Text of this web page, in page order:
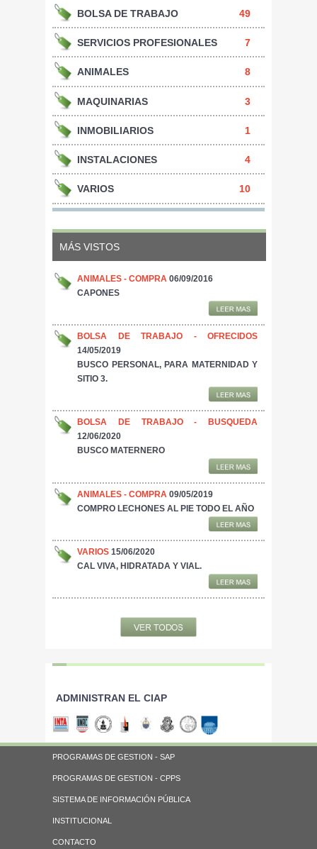
BOLSA DE TRABAJO 49
SERVICIOS PROFESIONALES 7
ANIMALES 8
MAQUINARIAS 3
INMOBILIARIOS 1
INSTALACIONES 4
VARIOS 10
MÁS VISTOS
ANIMALES - COMPRA 06/09/2016
CAPONES
BOLSA DE TRABAJO - OFRECIDOS
14/05/2019
BUSCO PERSONAL, PARA MATERNIDAD Y
SITIO 3.
BOLSA DE TRABAJO - BUSQUEDA
12/06/2020
BUSCO MATERNERO
ANIMALES - COMPRA 09/05/2019
COMPRO LECHONES AL PIE TODO EL AÑO
VARIOS 15/06/2020
CAL VIVA, HIDRATADA Y VIAL.
ADMINISTRAN EL CIAP
PROGRAMAS DE GESTION - SAP
PROGRAMAS DE GESTION - CPPS
SISTEMA DE INFORMACIÓN PÚBLICA
INSTITUCIONAL
CONTACTO